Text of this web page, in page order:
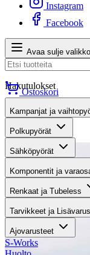
Instagram
Facebook
Avaa sulje valikko
Hakutulokset
Valitettavasti
Suositut osastot
Ostoskori
Kampanjat ja
Polkupyörät
Sähköpyörät
Komponentit ja
Renkaat ja Tubeless
Tarvikkeet ja
Ajovarusteet
S-Works